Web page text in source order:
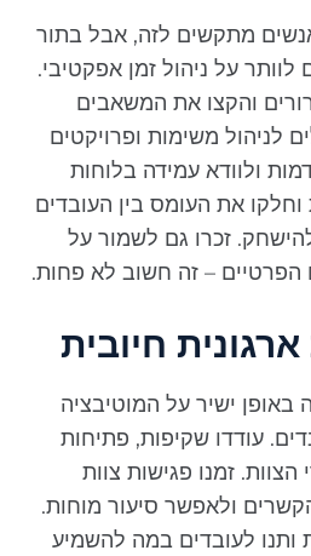
מתקשים לזה, אבל בתור
על ניהול זמן אפקטיבי.
והקצו את המשאבים
משימות ופרויקטים
ולוודא עמידה בלוחות
את העומס בין העובדים
זכרו גם לשמור על
הפרטיים – זה חשוב לא פחות.
חיובית
ישיר על המוטיבציה
עודדו שקיפות, פתיחות
זמנו פגישות צוות
ולאפשר סיעור מוחות.
לעובדים במה להשמיע